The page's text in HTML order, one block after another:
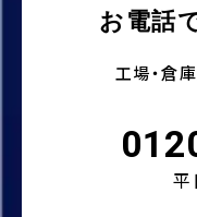
お電話
工場・倉